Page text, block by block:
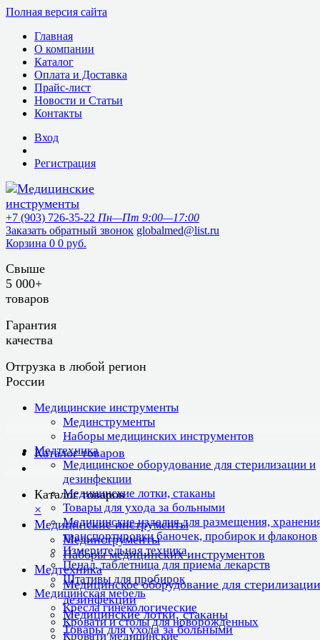
Полная версия сайта
Главная
О компании
Каталог
Оплата и Доставка
Прайс-лист
Новости и Статьи
Контакты
Вход
Регистрация
+7 (903) 726-35-22 Пн—Пт 9:00—17:00
Заказать обратный звонок globalmed@list.ru
Корзина 0 0 руб.
Свыше
5 000+
товаров
Гарантия
качества
Отгрузка в любой регион
России
Медицинские инструменты
Мединструменты
Наборы медицинских инструментов
Медтехника
Медицинское оборудование для стерилизации и
дезинфекции
Медицинские лотки, стаканы
Товары для ухода за больными
Медицинские изделия для размещения,
транспортировки баночек, пробирок и флаконов
Измерительная техника
Пенал, таблетница для приема лекарств
Штативы для пробирок
Медицинская мебель
Кресла гинекологические
Кровати и столы для новорожденных
Кровати медицинские
Каталог товаров
Каталог товаров
×
Медицинские инструменты
Мединструменты
Наборы медицинских инструментов
Медтехника
Медицинское оборудование для
дезинфекции
Медицинские лотки, стаканы
Товары для ухода за больными